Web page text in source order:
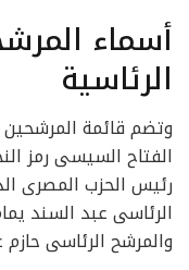
أسماء
الرئاسية
وتضم قائمة المرشحين
الفتاح السيسى رمز
رئيس الحزب المصرى
الرئاسى عبد السند
والمرشح الرئاسى